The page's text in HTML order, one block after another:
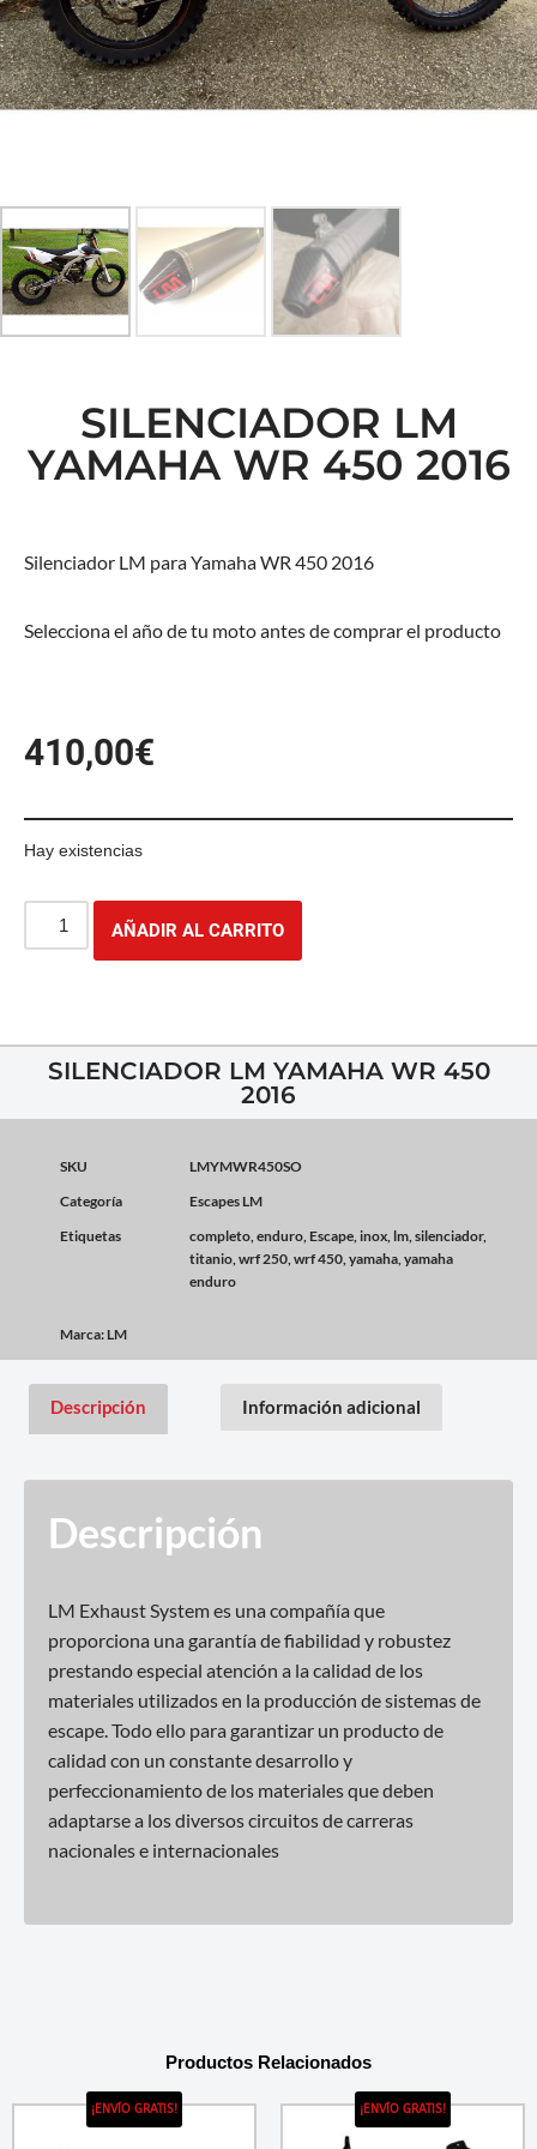
SILENCIADOR LM
YAMAHA WR 450 2016
Silenciador LM para Yamaha WR 450 2016
Selecciona el año de tu moto antes de comprar el producto
410,00€
Hay existencias
AÑADIR AL CARRITO
SILENCIADOR LM YAMAHA WR 450
2016
SKU
LMYMWR450SO
Categoría
Escapes LM
Etiquetas
completo,enduro, Escape,inox, lm,silenciador,
titanio,wrf 250,wrf 450,yamaha,yamaha
enduro
Marca: LM
Descripción Información adicional
Descripción
LM Exhaust System es una compañía que
proporciona una garantía de fiabilidad y robustez
prestando especial atención a la calidad de los
materiales utilizados en la producción de sistemas de
escape. Todo ello para garantizar un producto de
calidad con un constante desarrollo y
perfeccionamiento de los materiales que deben
adaptarse a los diversos circuitos de carreras
nacionales e internacionales
Productos Relacionados
¡ENVÍO GRATIS! ¡ENVÍO GRATIS!